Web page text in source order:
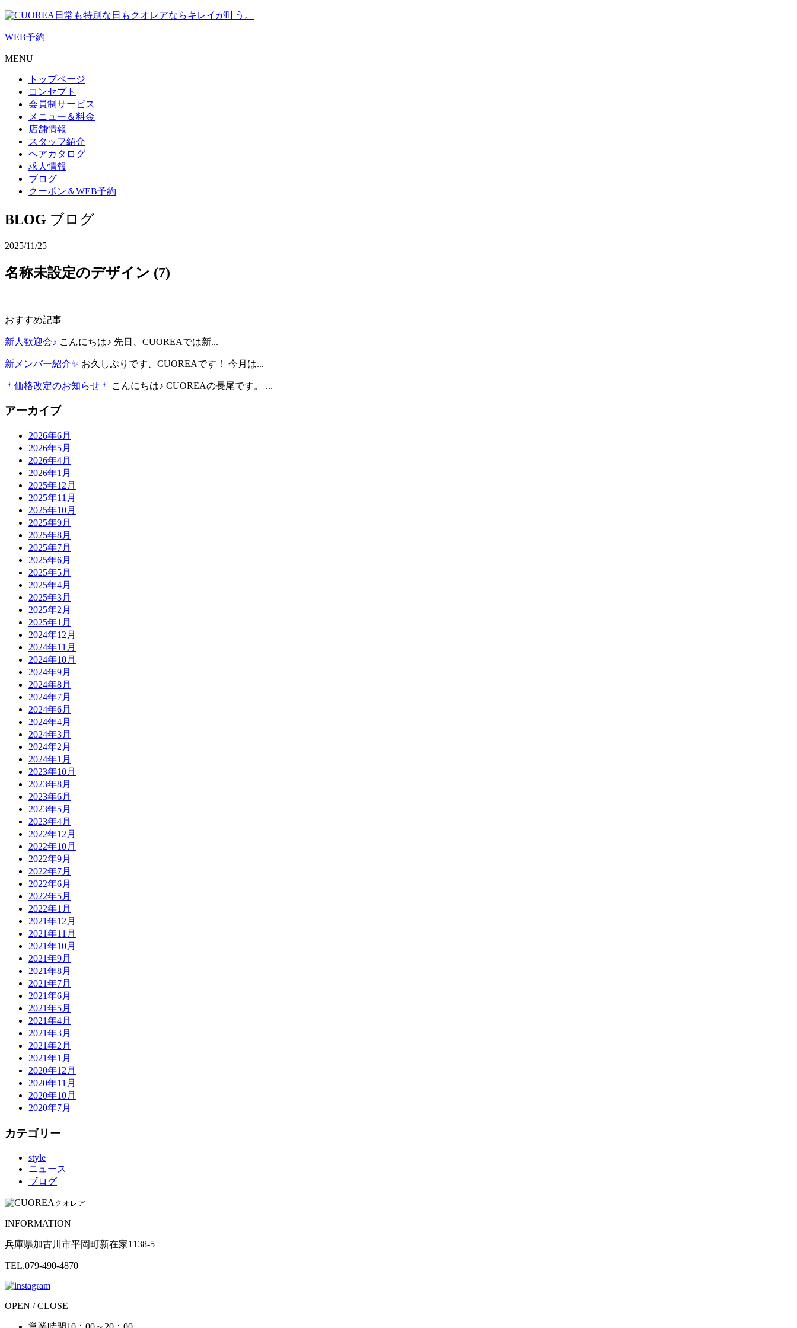
日常も特別な日もクオレアならキレイが叶う。
WEB予約
MENU
トップページ
コンセプト
会員制サービス
メニュー＆料金
店舗情報
スタッフ紹介
ヘアカタログ
求人情報
ブログ
クーポン＆WEB予約
BLOG ブログ
2025/11/25
名称未設定のデザイン (7)
おすすめ記事
新人歓迎会♪ こんにちは♪ 先日、CUOREAでは新...
新メンバー紹介✨ お久しぶりです、CUOREAです！ 今月は...
＊価格改定のお知らせ＊ こんにちは♪ CUOREAの長尾です。 ...
アーカイブ
2026年6月
2026年5月
2026年4月
2026年1月
2025年12月
2025年11月
2025年10月
2025年9月
2025年8月
2025年7月
2025年6月
2025年5月
2025年4月
2025年3月
2025年2月
2025年1月
2024年12月
2024年11月
2024年10月
2024年9月
2024年8月
2024年7月
2024年6月
2024年4月
2024年3月
2024年2月
2024年1月
2023年10月
2023年8月
2023年6月
2023年5月
2023年4月
2022年12月
2022年10月
2022年9月
2022年7月
2022年6月
2022年5月
2022年1月
2021年12月
2021年11月
2021年10月
2021年9月
2021年8月
2021年7月
2021年6月
2021年5月
2021年4月
2021年3月
2021年2月
2021年1月
2020年12月
2020年11月
2020年10月
2020年7月
カテゴリー
style
ニュース
ブログ
クオレア
INFORMATION
兵庫県加古川市平岡町新在家1138-5
TEL.079-490-4870
OPEN / CLOSE